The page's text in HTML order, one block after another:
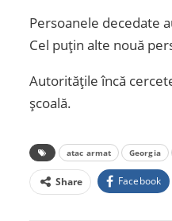
Persoanele decedate
Cel puțin alte nouă
Autoritățile încă
școală.
atac armat Georgia
Share Facebook